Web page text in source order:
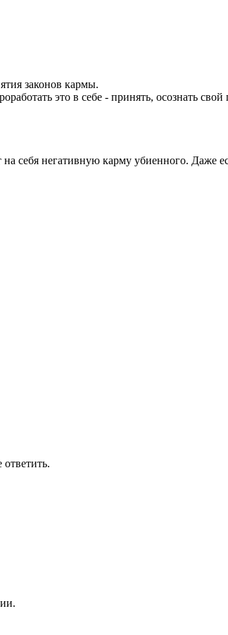
законов кармы.
это в себе - принять, осознать
на себя негативную карму убиенного. Даже